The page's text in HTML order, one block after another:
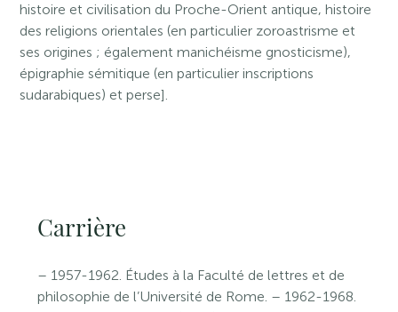
histoire et civilisation du Proche-Orient antique, histoire
des religions orientales (en particulier zoroastrisme et
ses origines ; également manichéisme gnosticisme),
épigraphie sémitique (en particulier inscriptions
sudarabiques) et perse].
Carrière
– 1957-1962. Études à la Faculté de lettres et de
philosophie de l’Université de Rome. – 1962-1968.